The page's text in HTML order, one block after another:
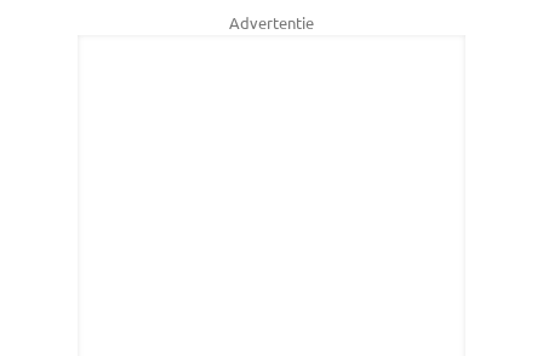
Advertentie